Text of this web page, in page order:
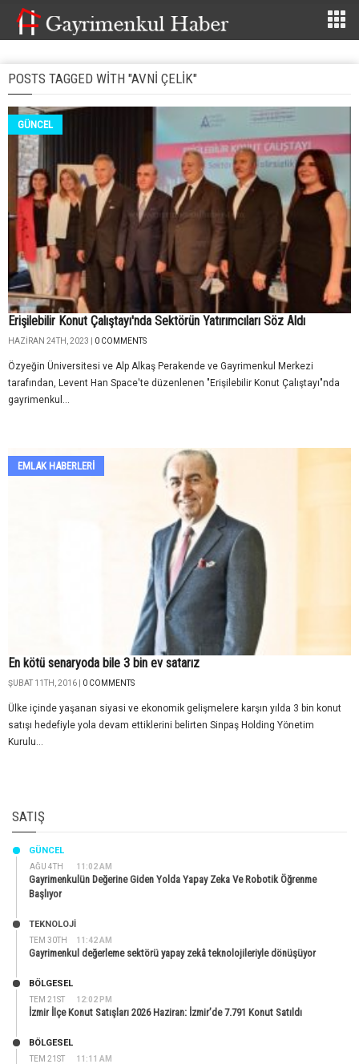
POSTS TAGGED WITH "AVNI ÇELIK"
GÜNCEL
Erişilebilir Konut Çalıştayı'nda Sektörün Yatırımcıları Söz Aldı
HAZIRAN 24TH, 2023 | 0 COMMENTS
Özyeğin Üniversitesi ve Alp Alkaş Perakende ve Gayrimenkul Merkezi
tarafından, Levent Han Space'te düzenlenen "Erişilebilir Konut Çalıştayı"nda
gayrimenkul...
EMLAK HABERLERI
En kötü senaryoda bile 3 bin ev satarız
ŞUBAT 11TH, 2016 | 0 COMMENTS
Ülke içinde yaşanan siyasi ve ekonomik gelişmelere karşın yılda 3 bin konut
satışı hedefiyle yola devam ettiklerini belirten Sinpaş Holding Yönetim
Kurulu...
SATIŞ
AĞU 4TH 11:02 AM
GÜNCEL
Gayrimenkulün Değerine Giden Yolda Yapay Zeka Ve Robotik Öğrenme
Başlıyor
TEM 30TH 11:42 AM
TEKNOLOJİ
Gayrimenkul değerleme sektörü yapay zekâ teknolojileriyle dönüşüyor
TEM 21ST 12:02 PM
BÖLGESEL
İzmir İlçe Konut Satışları 2026 Haziran: İzmir’de 7.791 Konut Satıldı
TEM 21ST 11:11 AM
BÖLGESEL